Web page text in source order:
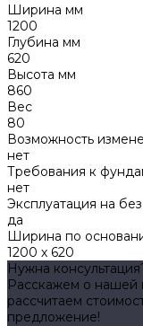
Ширина мм
1200
Глубина мм
620
Высота мм
860
Вес
80
Возможность
нет
Требования к
нет
Эксплуатация на
да
Ширина по
1200 х 620
Нужна
Расскажем о нашей
рассчитаем
предложение!